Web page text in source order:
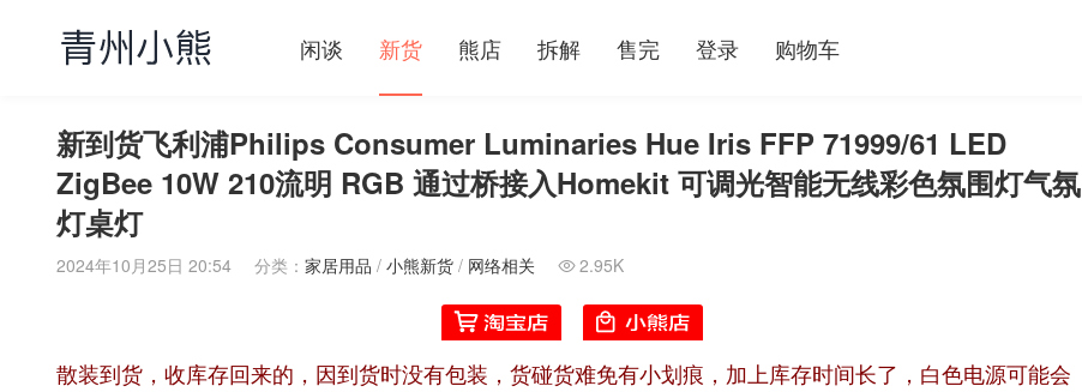
闲谈 新货 熊店 拆解 售完 登录 购物车
新到货飞利浦Philips Consumer Luminaries Hue Iris FFP 71999/61 LED
ZigBee 10W 210流明 RGB 通过桥接入Homekit 可调光智能无线彩色氛围灯气氛
灯桌灯
2024年10月25日 20:54 分类： 家居用品 / 小熊新货 / 网络相关  2.95K
散装到货，收库存回来的，因到货时没有包装，货碰货难免有小划痕，加上库存时间长了，白色电源可能会